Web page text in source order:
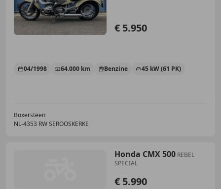
€ 5.950
04/1998 64.000 km Benzine 45 kW (61 PK)
Boxersteen
NL-4353 RW SEROOSKERKE
Honda CMX 500 REBEL
SPECIAL
€ 5.990